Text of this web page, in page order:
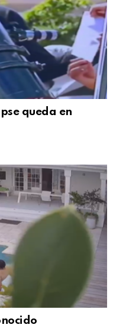
queda en